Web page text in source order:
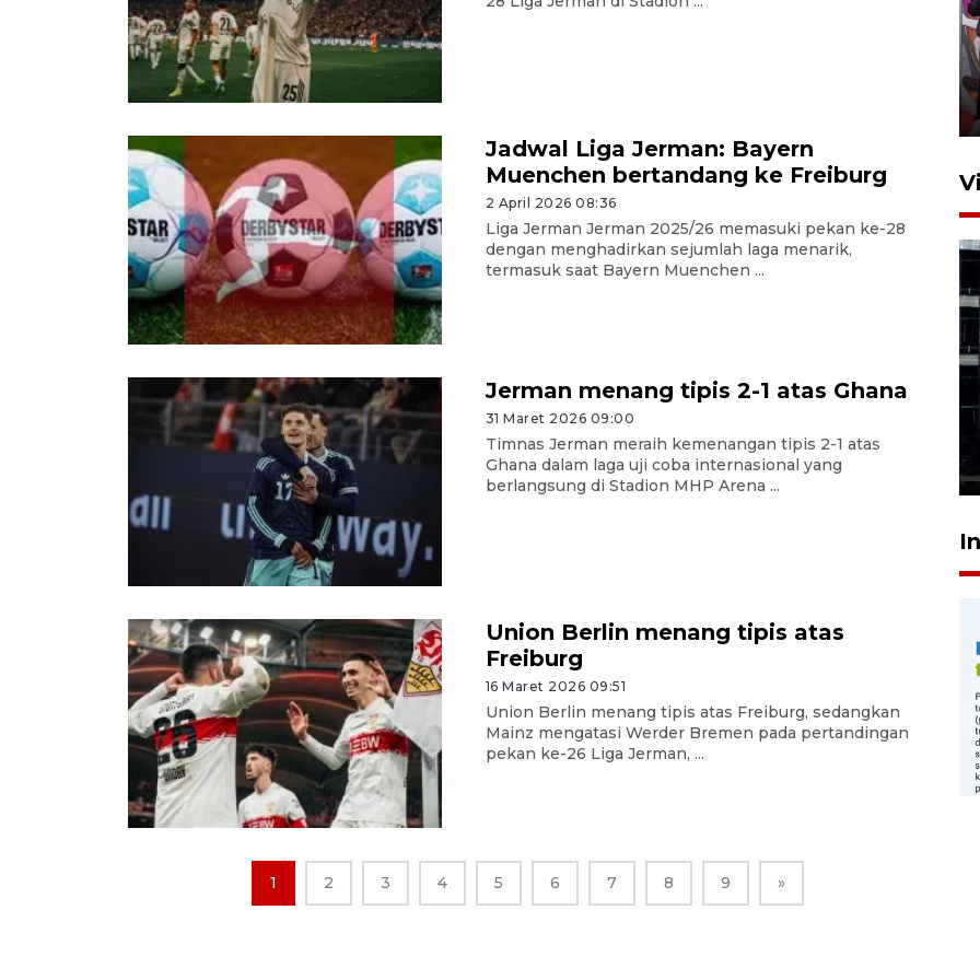
Jadwal Liga Jerman: Bayern
Muenchen bertandang ke Freiburg
2 April 2026 08:36
Liga Jerman Jerman 2025/26 memasuki pekan ke-28
dengan menghadirkan sejumlah laga menarik,
termasuk saat Bayern Muenchen ...
Jerman menang tipis 2-1 atas Ghana
31 Maret 2026 09:00
Timnas Jerman meraih kemenangan tipis 2-1 atas
Ghana dalam laga uji coba internasional yang
berlangsung di Stadion MHP Arena ...
Union Berlin menang tipis atas
Freiburg
16 Maret 2026 09:51
Union Berlin menang tipis atas Freiburg, sedangkan
Mainz mengatasi Werder Bremen pada pertandingan
pekan ke-26 Liga Jerman, ...
1 2 3 4 5 6 7 8 9 »
Anak Putus Sekolah Lewat
Pendidikan Kesetaraan
Bagian 1
30 Juli 2026 17:51